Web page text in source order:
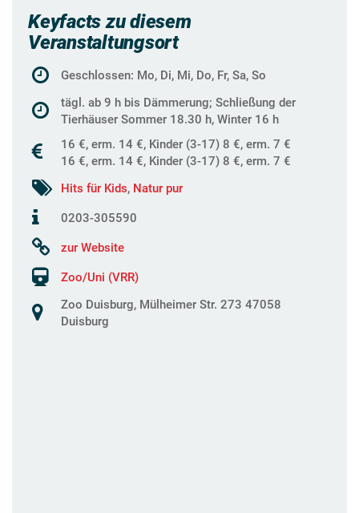
Keyfacts zu diesem
Veranstaltungsort
Geschlossen: Mo, Di, Mi, Do, Fr, Sa, So
tägl. ab 9 h bis Dämmerung; Schließung der
Tierhäuser Sommer 18.30 h, Winter 16 h
16 €, erm. 14 €, Kinder (3-17) 8 €, erm. 7 €
16 €, erm. 14 €, Kinder (3-17) 8 €, erm. 7 €
Hits für Kids, Natur pur
0203-305590
zur Website
Zoo/Uni (VRR)
Zoo Duisburg, Mülheimer Str. 273 47058
Duisburg